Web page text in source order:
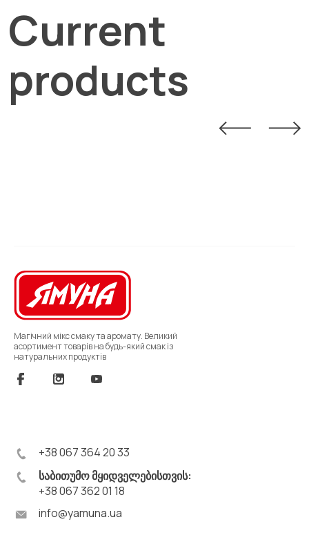
Current
products
Магічний мікс смаку та аромату. Великий
асортимент товарів на будь-який смак із
натуральних продуктів
+38 067 364 20 33
საბითუმო მყიდველებისთვის:
+38 067 362 01 18
info@yamuna.ua